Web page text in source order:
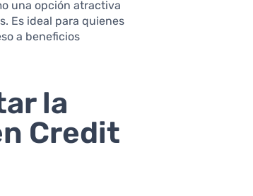
una opción atractiva
Es ideal para quienes
a beneficios
la
Credit